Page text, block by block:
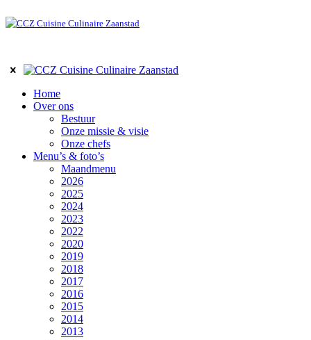
Home
Over ons
Bestuur
Onze missie & visie
Onze chefs
Menu’s & foto’s
Maandmenu
2026
2025
2024
2023
2022
2020
2019
2018
2017
2016
2015
2014
2013